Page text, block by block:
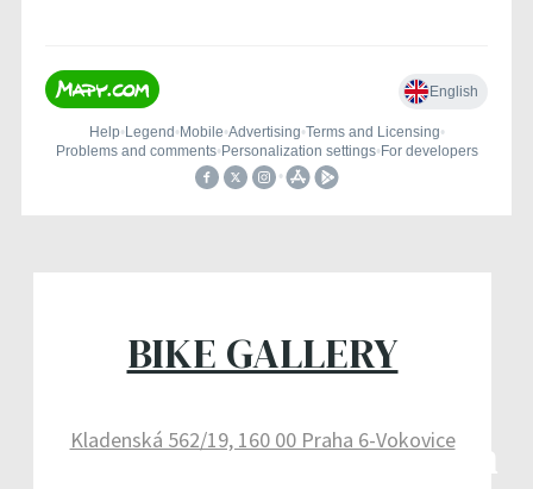
Srdcem na kole Českem
BIKE GALLERY
Kladenská 562/19, 160 00 Praha 6-Vokovice